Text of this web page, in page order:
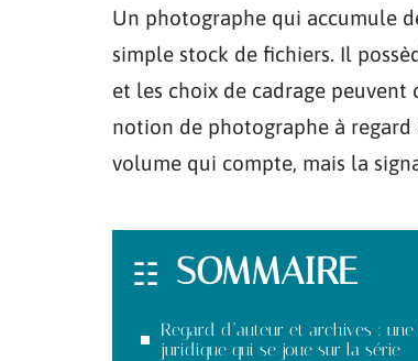
Un photographe qui accumule
simple stock de fichiers. Il
et les choix de cadrage
notion de photographe à regard
volume qui compte, mais la
SOMMAIRE
Regard d’auteur et archives :
juridique qui se joue sur la série